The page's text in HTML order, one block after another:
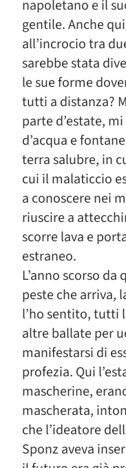
napoletano e il
gentile. Anche
all’incrocio tra
sarebbe stata
le sue forme
tutti a distanza?
parte d’estate,
d’acqua e
terra salubre, in
cui il malaticcio
a conoscere nei
riuscire a
scorre lava e
estraneo.
L’anno scorso
peste che arriva,
l’ho sentito, tutti
altre ballate per
manifestarsi di
profezia. Qui
mascherine,
mascherata,
che l’ideatore
Sponz aveva